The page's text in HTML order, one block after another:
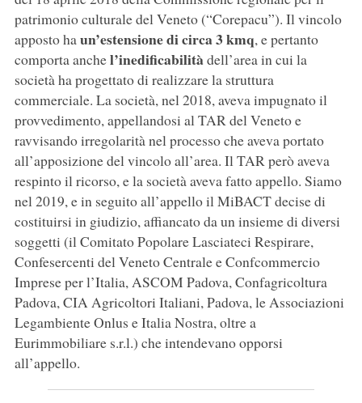
patrimonio culturale del Veneto (“Corepacu”). Il vincolo
apposto haun’estensione di circa 3 kmq, e pertanto
comporta anchel’inedificabilitàdell’area in cui la
società ha progettato di realizzare la struttura
commerciale. La società, nel 2018, aveva impugnato il
provvedimento, appellandosi al TAR del Veneto e
ravvisando irregolarità nel processo che aveva portato
all’apposizione del vincolo all’area. Il TAR però aveva
respinto il ricorso, e la società aveva fatto appello. Siamo
nel 2019, e in seguito all’appello il MiBACT decise di
costituirsi in giudizio, affiancato da un insieme di diversi
soggetti (il Comitato Popolare Lasciateci Respirare,
Confesercenti del Veneto Centrale e Confcommercio
Imprese per l’Italia, ASCOM Padova, Confagricoltura
Padova, CIA Agricoltori Italiani, Padova, le Associazioni
Legambiente Onlus e Italia Nostra, oltre a
Eurimmobiliare s.r.l.) che intendevano opporsi
all’appello.